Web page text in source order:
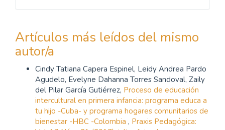
Artículos más leídos del mismo
autor/a
Cindy Tatiana Capera Espinel, Leidy Andrea Pardo
Agudelo, Evelyne Dahanna Torres Sandoval, Zaily
del Pilar García Gutiérrez, Proceso de educación
intercultural en primera infancia: programa educa a
tu hijo -Cuba- y programa hogares comunitarios de
bienestar -HBC -Colombia , Praxis Pedagógica: